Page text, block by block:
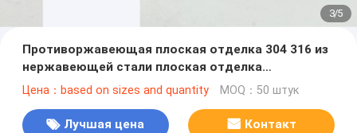
3/5
Противоржавеющая плоская отделка 304 316 из
нержавеющей стали плоская отделка
керамической плитки
Цена：based on sizes and quantity MOQ：50 штук
Лучшая цена Контакт